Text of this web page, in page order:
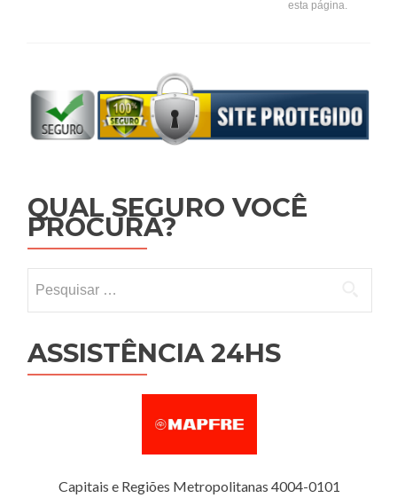
esta página.
QUAL SEGURO VOCÊ
PROCURA?
ASSISTÊNCIA 24HS
Capitais e Regiões Metropolitanas 4004-0101